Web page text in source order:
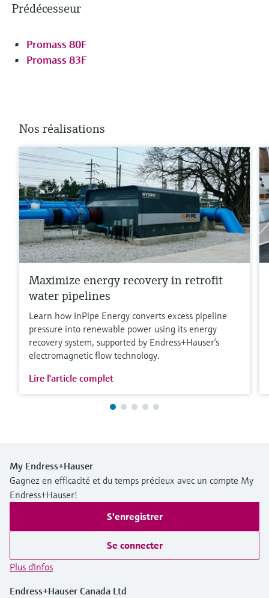
Prédécesseur
Promass 80F
Promass 83F
Nos réalisations
Maximize energy recovery in retrofit
water pipelines
Learn how InPipe Energy converts excess pipeline
pressure into renewable power using its energy
recovery system, supported by Endress+Hauser’s
electromagnetic flow technology.
Lire l'article complet
My Endress+Hauser
Gagnez en efficacité et du temps précieux avec un compte My
Endress+Hauser!
S'enregistrer
Se connecter
Plus d'infos
Endress+Hauser Canada Ltd